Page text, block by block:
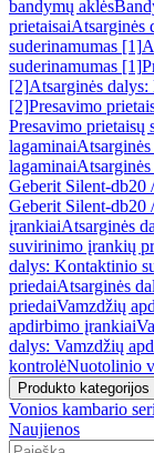
bandymų aklės
prietaisaiAtsarginės
suderinamumas [1]
suderinamumas [1]
[2]Atsarginės dalys:
[2]Presavimo
Presavimo
lagaminai
lagaminai
Geberit Silent-db20
Geberit Silent-db20
įrankiaiAtsarginės
suvirinimo įrankių
dalys: Kontaktinio
priedaiAtsarginės
priedaiVamzdžių
apdirbimo įrankiai
dalys: Vamzdžių
kontrolėNuotolinio
Produkto kategorijos
Vonios kambario
Naujienos